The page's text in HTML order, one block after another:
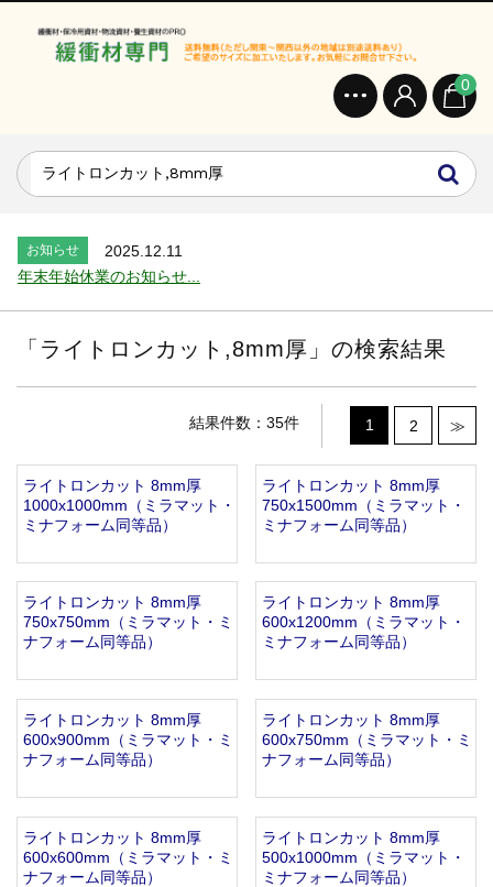
0
オンラインショップを開設いたしました。...
お知らせ
2026.7.24
お知らせ
2025.12.11
年末年始休業のお知らせ...
お知らせ
2024.2.27
オンラインショップを開設いたしました。...
2026.7.24
2026年 夏季休業のお知らせ...
お知らせ
2025.12.11
お知らせ
2025.8.4
夏季休業のお知らせ...
お知らせ
2024.2.27
全国へ確実・迅速に納品...
オンラインショップを開設いたしました。...
「 ライトロンカット,8mm厚 」の検索結果
1 2 ≫
結果件数：35件
ライトロンカット 8mm厚
1000x1000mm（ミラマット・
ミナフォーム同等品）
ライトロンカット 8mm厚
750x1500mm（ミラマット・
ミナフォーム同等品）
ライトロンカット 8mm厚
750x750mm（ミラマット・ミ
ナフォーム同等品）
ライトロンカット 8mm厚
600x1200mm（ミラマット・
ミナフォーム同等品）
ライトロンカット 8mm厚
600x900mm（ミラマット・ミ
ナフォーム同等品）
ライトロンカット 8mm厚
600x750mm（ミラマット・ミ
ナフォーム同等品）
ライトロンカット 8mm厚
600x600mm（ミラマット・ミ
ナフォーム同等品）
ライトロンカット 8mm厚
500x1000mm（ミラマット・
ミナフォーム同等品）